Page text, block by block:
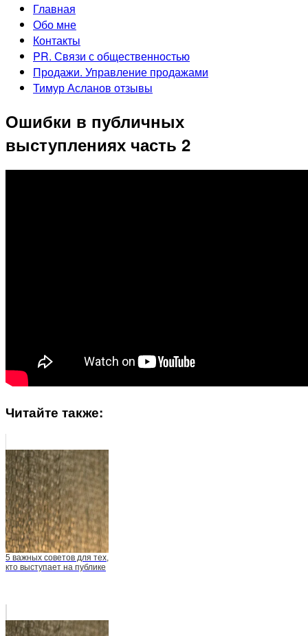
Главная
Обо мне
Контакты
PR. Связи с общественностью
Продажи. Управление продажами
Тимур Асланов отзывы
Ошибки в публичных
выступлениях часть 2
Читайте также:
5 важных советов для тех,
кто выступает на публике